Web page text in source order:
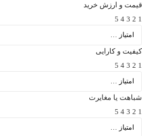
قیمت و ارزش خرید
1
2
3
4
5
کیفیت و کارایی
1
2
3
4
5
شباهت یا مغایرت
1
2
3
4
5